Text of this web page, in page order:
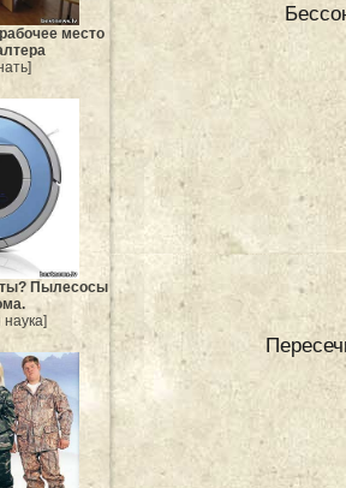
место
Пылесосы
наука]